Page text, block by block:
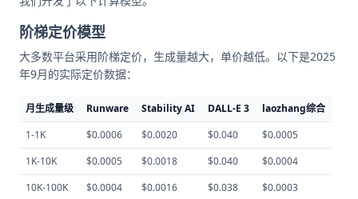
阶梯定价模型
大多数平台采用阶梯定价，生成量越大，单价越低。以下是2025
年9月的实际定价数据：
月生成量级 Runware Stability AI DALL-E 3
laozhang综合
1-1K
$0.0006 $0.0020 $0.040
$0.0005
1K-10K
$0.0005 $0.0018 $0.040
$0.0004
10K-100K
$0.0004 $0.0016 $0.038
$0.0003